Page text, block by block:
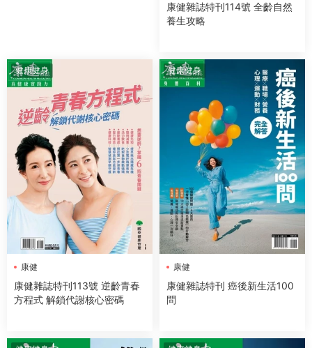
康健雜誌特刊114號 全齡自然
養生攻略
健康健身
康健
康健雜誌特刊113號 逆齡青春
方程式 解鎖代謝核心密碼
健康健身
康健
康健雜誌特刊 癌後新生活100
問